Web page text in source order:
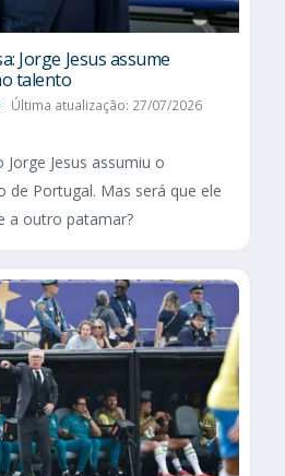
Jorge Jesus assume
talento
Última atualização: 27/07/2026
Jesus assumiu o
de Portugal. Mas será que ele
a outro patamar?